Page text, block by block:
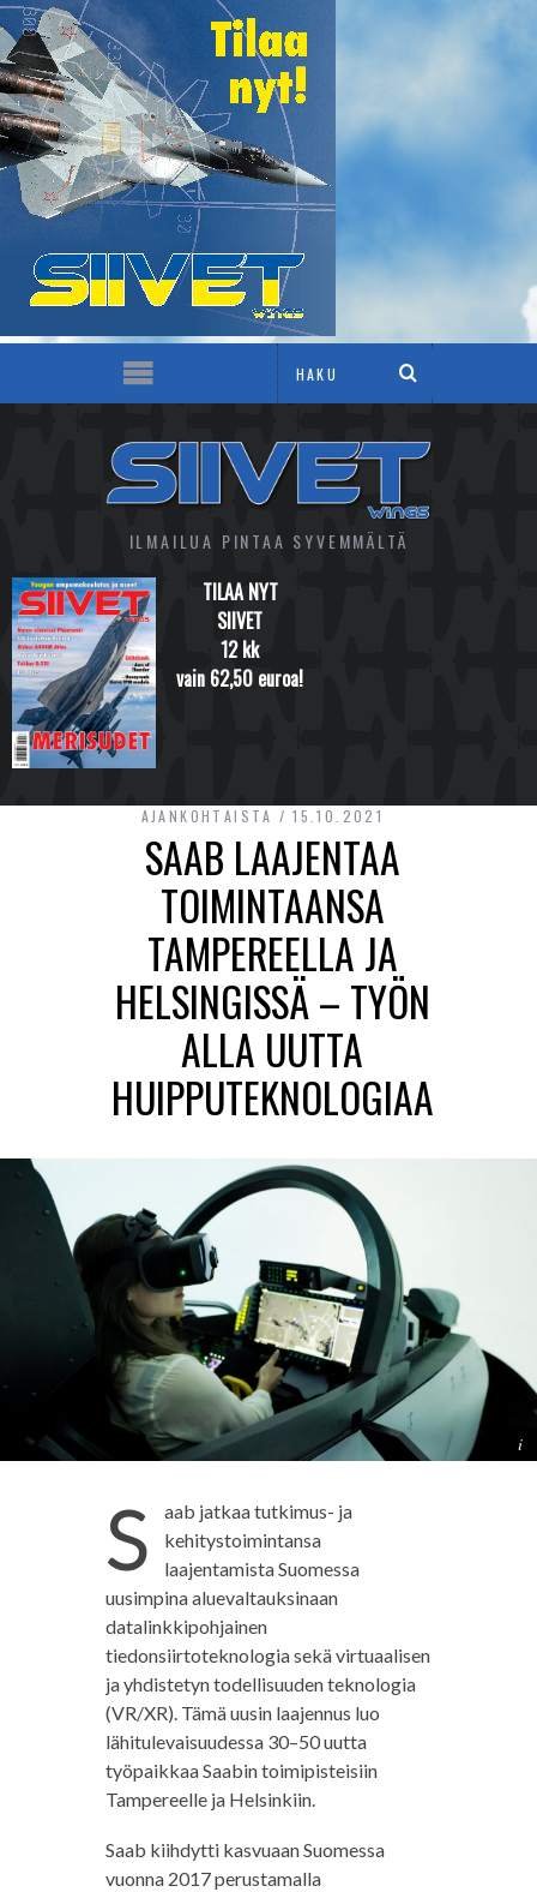
ILMAILUA PINTAA SYVEMMÄLTÄ
TILAA NYT
SIIVET
12 kk
vain 62,50 euroa!
AJANKOHTAISTA 15.10.2021
SAAB LAAJENTAA
TOIMINTAANSA
TAMPEREELLA JA
HELSINGISSÄ – TYÖN
ALLA UUTTA
HUIPPUTEKNOLOGIAA
S
aab jatkaa tutkimus- ja
kehitystoimintansa
laajentamista Suomessa
uusimpina aluevaltauksinaan
datalinkkipohjainen
tiedonsiirtoteknologia sekä virtuaalisen
ja yhdistetyn todellisuuden teknologia
(VR/XR). Tämä uusin laajennus luo
lähitulevaisuudessa 30–50 uutta
työpaikkaa Saabin toimipisteisiin
Tampereelle ja Helsinkiin.
Saab kiihdytti kasvuaan Suomessa
vuonna 2017 perustamalla